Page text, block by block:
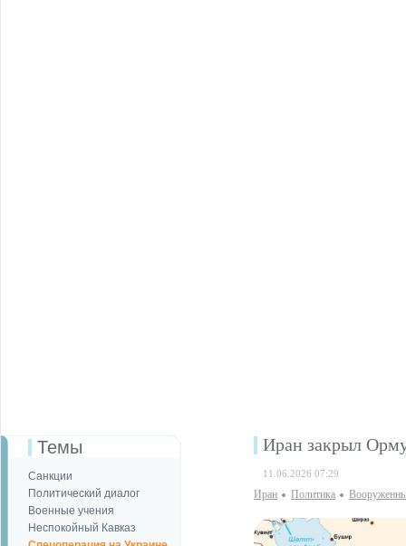
Темы
Санкции
Политический диалог
Военные учения
Неспокойный Кавказ
Иран закрыл
11.06.2026 07:29
Иран Политика